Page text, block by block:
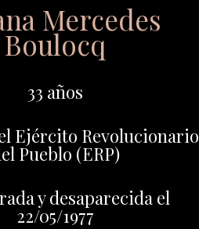
Mercedes
Boulocq
33 años
Ejército Revolucionario
Pueblo (ERP)
y desaparecida el
22/05/1977